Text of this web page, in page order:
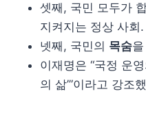
셋째, 국민 모두가
지켜지는 정상 사회.
넷째, 국민의 목숨
이재명은 “국정 운
의 삶’”이라고 강조